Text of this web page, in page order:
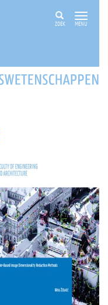
ZOEK MENU